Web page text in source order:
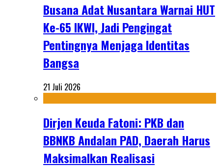
Busana Adat Nusantara Warnai HUT
Ke-65 IKWI, Jadi Pengingat
Pentingnya Menjaga Identitas
Bangsa
21 Juli 2026
Dirjen Keuda Fatoni: PKB dan
BBNKB Andalan PAD, Daerah Harus
Maksimalkan Realisasi